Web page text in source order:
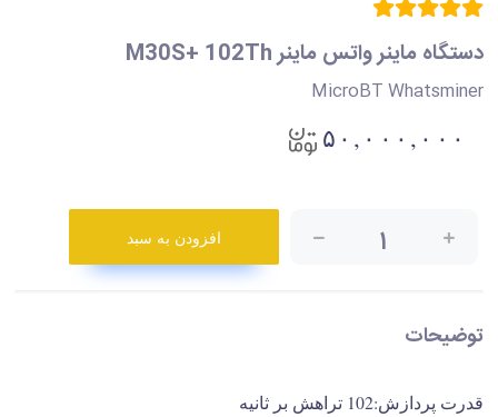
دستگاه ماینر واتس ماینر M30S+ 102Th
MicroBT Whatsminer
۵۰,۰۰۰,۰۰۰
۱ افزودن به سبد
توضیحات
قدرت پردازش:102 تراهش بر ثانیه